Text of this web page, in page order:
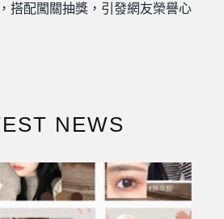
搭配闖關抽獎，引發網友榮譽心
NEWS